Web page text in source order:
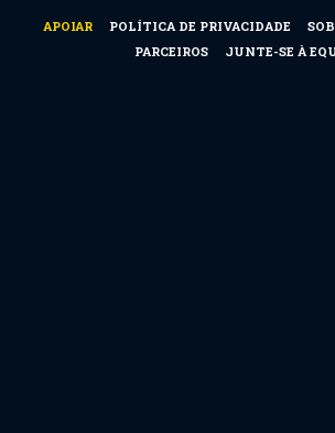
APOIAR POLÍTICA DE PRIVACIDADE
PARCEIROS
JUNTE-SE À